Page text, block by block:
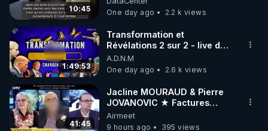
10:45
One day ago
2.2 k views
1:49:53
Transformation et
Révélations 2 sur 2 - live du
07/08/26
A.D.N.M
One day ago
2.6 k views
41:45
Jacline MOURAUD & Pierre
JOVANOVIC ★ Factures
Impayées : Où Est Passé Le
Pognon ?
Airmeet
9 hours ago
395 views